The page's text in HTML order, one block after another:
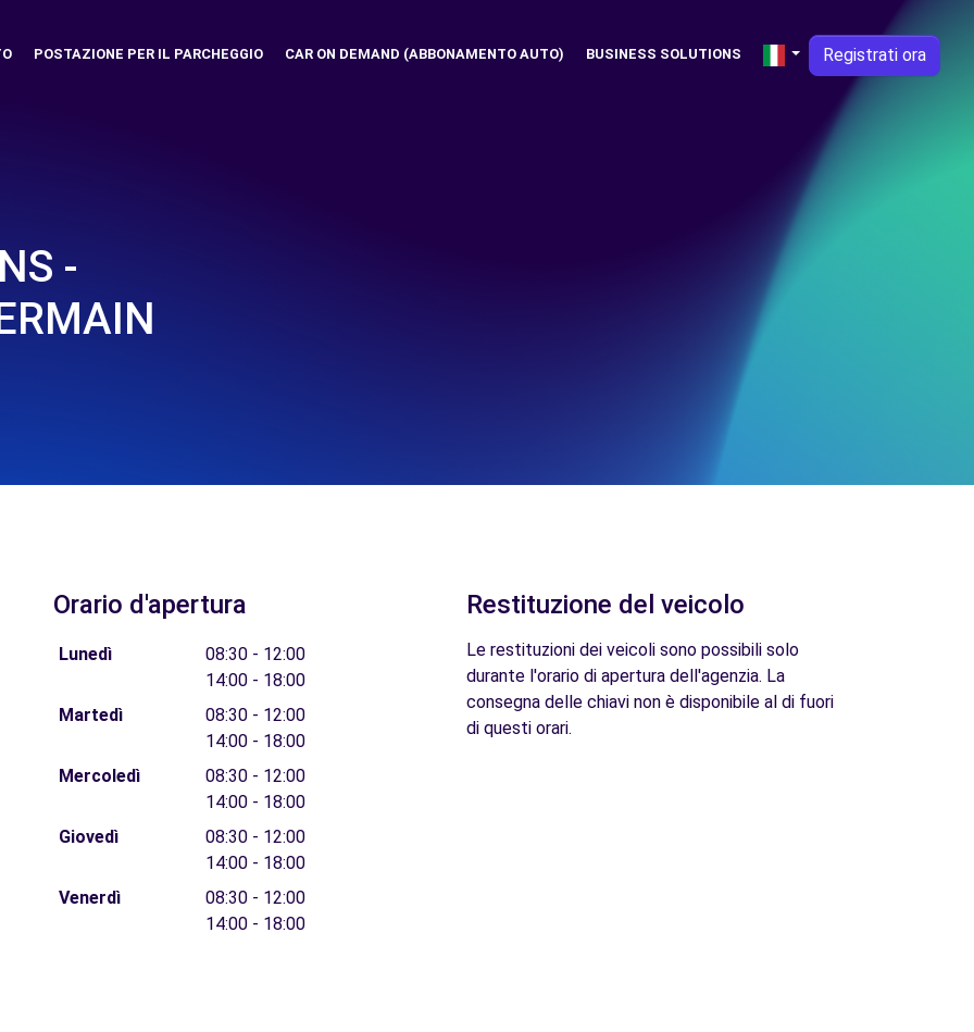
POSTAZIONE PER IL PARCHEGGIO CAR ON DEMAND (ABBONAMENTO AUTO) BUSINESS SOLUTIONS Registrati ora
-
Orario d'apertura
Lunedì
08:30 - 12:00
14:00 - 18:00
Martedì
08:30 - 12:00
14:00 - 18:00
Mercoledì
08:30 - 12:00
14:00 - 18:00
Giovedì
08:30 - 12:00
14:00 - 18:00
Venerdì
08:30 - 12:00
14:00 - 18:00
Restituzione del veicolo
Le restituzioni dei veicoli sono possibili solo
durante l'orario di apertura dell'agenzia. La
consegna delle chiavi non è disponibile al di fuori
di questi orari.